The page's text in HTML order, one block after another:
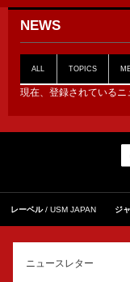
NEWS
ALL TOPICS
現在、登録されているニ
レーベル USM JAPAN ジ
ニュースレター